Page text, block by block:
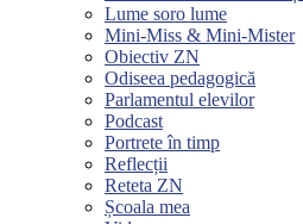
Lume soro lume
Mini-Miss & Mini-Mister
Obiectiv ZN
Odiseea pedagogică
Parlamentul elevilor
Podcast
Portrete în timp
Reflecții
Reteta ZN
Școala mea